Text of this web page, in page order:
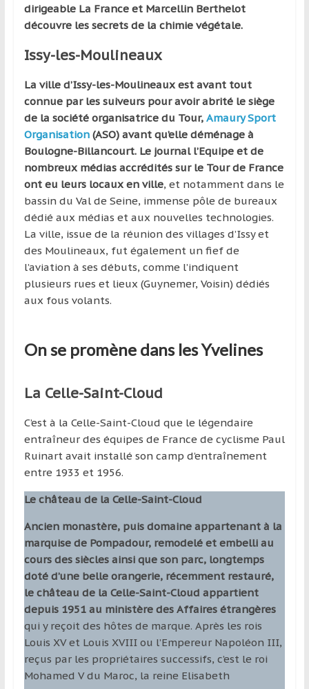
dirigeable La France et Marcellin Berthelot
découvre les secrets de la chimie végétale.
Issy-les-Moulineaux
La ville d’Issy-les-Moulineaux est avant tout
connue par les suiveurs pour avoir abrité le siège
de la société organisatrice du Tour, Amaury Sport
Organisation (ASO) avant qu’elle déménage à
Boulogne-Billancourt. Le journal l’Equipe et de
nombreux médias accrédités sur le Tour de France
ont eu leurs locaux en ville, et notamment dans le
bassin du Val de Seine, immense pôle de bureaux
dédié aux médias et aux nouvelles technologies.
La ville, issue de la réunion des villages d’Issy et
des Moulineaux, fut également un fief de
l’aviation à ses débuts, comme l’indiquent
plusieurs rues et lieux (Guynemer, Voisin) dédiés
aux fous volants.
On se promène dans les Yvelines
La Celle-Saint-Cloud
C’est à la Celle-Saint-Cloud que le légendaire
entraîneur des équipes de France de cyclisme Paul
Ruinart avait installé son camp d’entraînement
entre 1933 et 1956.
Le château de la Celle-Saint-Cloud
Ancien monastère, puis domaine appartenant à la
marquise de Pompadour, remodelé et embelli au
cours des siècles ainsi que son parc, longtemps
doté d’une belle orangerie, récemment restauré,
le château de la Celle-Saint-Cloud appartient
depuis 1951 au ministère des Affaires étrangères
qui y reçoit des hôtes de marque. Après les rois
Louis XV et Louis XVIII ou l’Empereur Napoléon III,
reçus par les propriétaires successifs, c’est le roi
Mohamed V du Maroc, la reine Elisabeth